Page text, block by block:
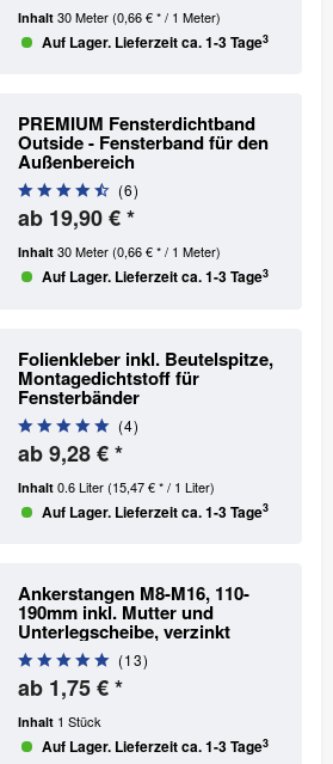
Inhalt 30 Meter(0,66 € * / 1 Meter)
Auf Lager. Lieferzeit ca. 1-3 Tage3
PREMIUM Fensterdichtband
Outside - Fensterband für den
Außenbereich
(6)
ab 19,90 € *
Inhalt 30 Meter(0,66 € * / 1 Meter)
Auf Lager. Lieferzeit ca. 1-3 Tage3
Folienkleber inkl. Beutelspitze,
Montagedichtstoff für
Fensterbänder
(4)
ab 9,28 € *
Inhalt 0.6 Liter(15,47 € * / 1 Liter)
Auf Lager. Lieferzeit ca. 1-3 Tage3
Ankerstangen M8-M16, 110-
190mm inkl. Mutter und
Unterlegscheibe, verzinkt
(13)
ab 1,75 € *
Inhalt 1 Stück
Auf Lager. Lieferzeit ca. 1-3 Tage3